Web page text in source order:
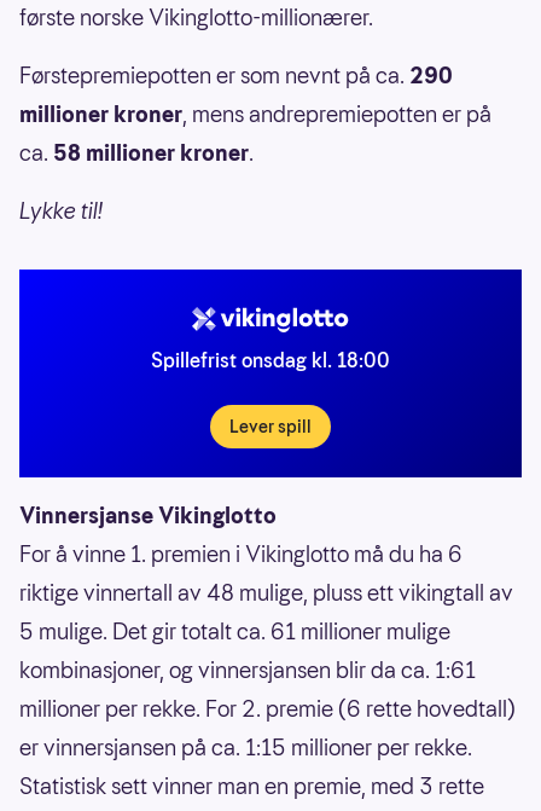
første norske Vikinglotto-millionærer.
Førstepremiepotten er som nevnt på ca. 290
millioner kroner, mens andrepremiepotten er på
ca. 58 millioner kroner.
Lykke til!
Spillefrist onsdag kl. 18:00
Lever spill
Vinnersjanse Vikinglotto
For å vinne 1. premien i Vikinglotto må du ha 6
riktige vinnertall av 48 mulige, pluss ett vikingtall av
5 mulige. Det gir totalt ca. 61 millioner mulige
kombinasjoner, og vinnersjansen blir da ca. 1:61
millioner per rekke. For 2. premie (6 rette hovedtall)
er vinnersjansen på ca. 1:15 millioner per rekke.
Statistisk sett vinner man en premie, med 3 rette